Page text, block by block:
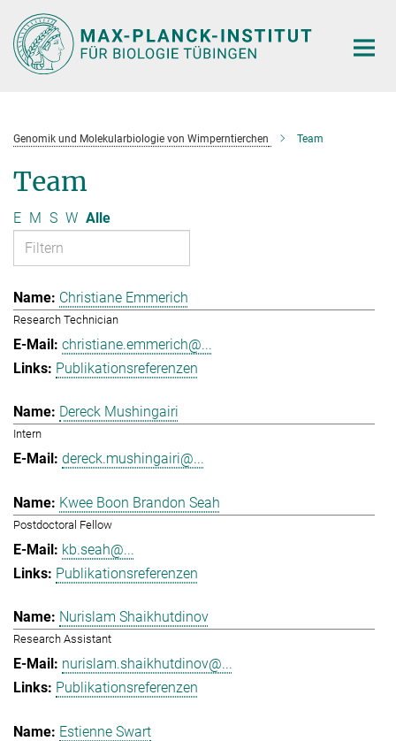
Hauptinhalt
Genomik und Molekularbiologie von Wimperntierchen Team
Team
E M S W Alle
Christiane Emmerich
Research Technician
christiane.emmerich@...
Publikationsreferenzen
Dereck Mushingairi
Intern
dereck.mushingairi@...
Kwee Boon Brandon Seah
Postdoctoral Fellow
kb.seah@...
Publikationsreferenzen
Nurislam Shaikhutdinov
Research Assistant
nurislam.shaikhutdinov@...
Publikationsreferenzen
Estienne Swart